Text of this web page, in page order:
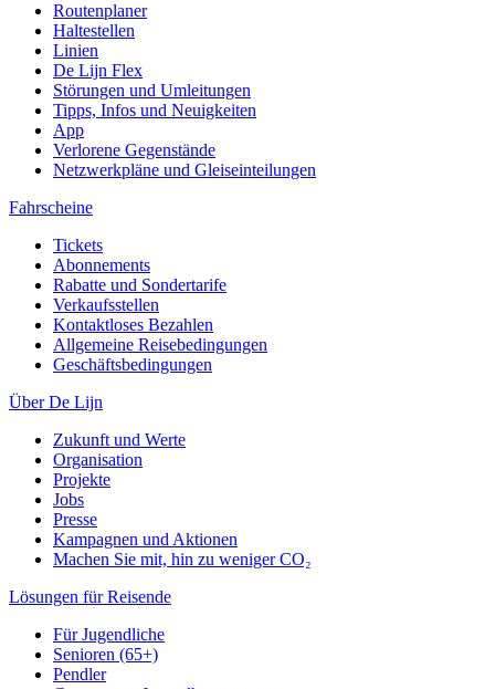
Routenplaner
Haltestellen
Linien
De Lijn Flex
Störungen und Umleitungen
Tipps, Infos und Neuigkeiten
App
Verlorene Gegenstände
Netzwerkpläne und Gleiseinteilungen
Fahrscheine
Tickets
Abonnements
Rabatte und Sondertarife
Verkaufsstellen
Kontaktloses Bezahlen
Allgemeine Reisebedingungen
Geschäftsbedingungen
Über De Lijn
Zukunft und Werte
Organisation
Projekte
Jobs
Presse
Kampagnen und Aktionen
Machen Sie mit, hin zu weniger CO₂
Lösungen für Reisende
Für Jugendliche
Senioren (65+)
Pendler